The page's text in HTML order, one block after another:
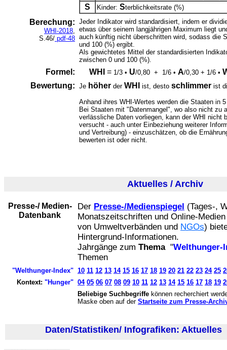
S Kinder: Sterblichkeitsrate (%)
Berechung:
WHI-2018,
S.46/ pdf-48
Jeder Indikator wird standardisiert, indem er
etwas über seinem langjährigen Maximum liegt
auch künftig nicht überschritten wird, sodass die
und 100 (%) ergibt.
Als gewichtetes Mittel der standardisierten
zwischen 0 und 100 (%).
Formel: WHI = 1/3 • U/0,80 + 1/6 • A/0,30 + 1/6 •
Bewertung: Je höher der WHI ist, desto schlimmer ist
Anhand ihres WHI-Wertes werden die Staaten in
Bei Staaten mit "Datenmangel", wo also nicht zu
verlässliche Daten vorliegen, kann der WHI nicht
versucht - auch unter Einbeziehung weiterer
und Vertreibung) - einzuschätzen, ob die
bewerten ist oder nicht.
Aktuelles / Archiv
Presse-/ Medien-
Datenbank
Der Presse-/Medienspiegel (Tages-,
Monatszeitschriften und Online-
von Umweltverbänden und NGOs)
Hintergrund-Informationen.
Jahrgänge zum Thema"Welthunger-
Themen
"Welthunger-Index" 10 11 12 13 14 15 16 17 18 19 20 21 22 23 24 25
Kontext: "Hunger" 04 05 06 07 08 09 10 11 12 13 14 15 16 17 18 19
Beliebige Suchbegriffe können recherchiert
Maske oben auf der Startseite zum Presse-
Daten/Statistiken/ Infografiken: Aktuelles